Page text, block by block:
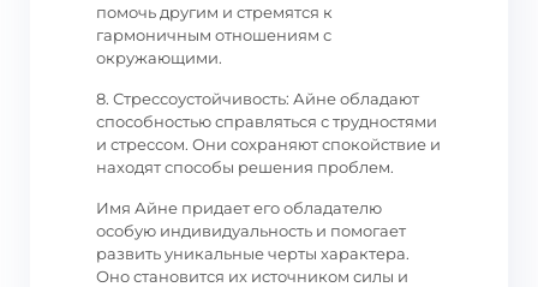
помочь другим и стремятся к
гармоничным отношениям с
окружающими.
8. Стрессоустойчивость: Айне обладают
способностью справляться с трудностями
и стрессом. Они сохраняют спокойствие и
находят способы решения проблем.
Имя Айне придает его обладателю
особую индивидуальность и помогает
развить уникальные черты характера.
Оно становится их источником силы и